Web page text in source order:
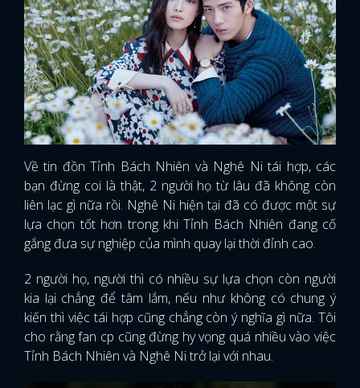
Về tin đồn Tỉnh Bách Nhiên và Nghê Ni tái hợp, các
bạn đừng coi là thật, 2 người họ từ lâu đã không còn
liên lạc gì nữa rồi. Nghê Ni hiện tại đã có được một sự
lựa chọn tốt hơn trong khi Tỉnh Bách Nhiên đang cố
gắng đưa sự nghiệp của mình quay lại thời đỉnh cao.
2 người họ, người thì có nhiều sự lựa chọn còn người
kia lại chẳng để tâm lắm, nếu như không có chung ý
kiến thì việc tái hợp cũng chẳng còn ý nghĩa gì nữa. Tôi
cho rằng fan cp cũng đừng hy vọng quá nhiều vào việc
Tỉnh Bách Nhiên và Nghê Ni trở lại với nhau.